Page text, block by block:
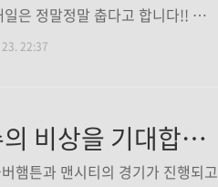
킬 수 있는 난로나 위험을 관리 2.
운 물건 고정 - 가구, 가전제품, 텔
은 정말정말 춥다고 합니다!! 그렇
비를 해야할까요? 같이 한번 알아
2. 난방 기구 및 내복과 방한의류
출시에는 동상에 걸리지 않도록 보
22:37
황희찬 선수의 비상을 기대합니다!
햄튼과 맨시티의 경기가 진행되고